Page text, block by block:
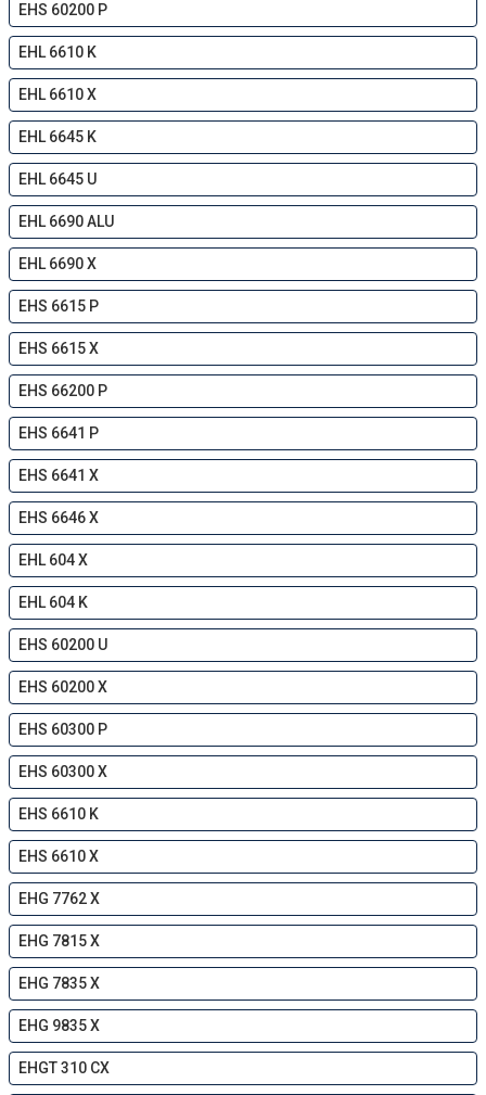
EHS 60200 P
EHL 6610 K
EHL 6610 X
EHL 6645 K
EHL 6645 U
EHL 6690 ALU
EHL 6690 X
EHS 6615 P
EHS 6615 X
EHS 66200 P
EHS 6641 P
EHS 6641 X
EHS 6646 X
EHL 604 X
EHL 604 K
EHS 60200 U
EHS 60200 X
EHS 60300 P
EHS 60300 X
EHS 6610 K
EHS 6610 X
EHG 7762 X
EHG 7815 X
EHG 7835 X
EHG 9835 X
EHGT 310 CX